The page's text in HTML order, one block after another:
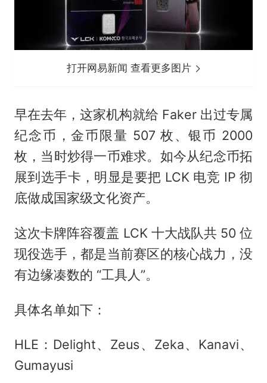
打开网易新闻 查看更多图片
早在去年，这家机构就给 Faker 出过专属
纪念币，金币限量 507 枚、银币 2000
枚，当时炒得一币难求。如今从纪念币拓
展到选手卡，明显是要把 LCK 电竞 IP 彻
底做成国家级文化资产。
这次卡牌阵容覆盖 LCK 十大战队共 50 位
现役选手，都是当前赛区的核心战力，没
有边缘凑数的 “工具人”。
具体名单如下：
HLE：Delight、Zeus、Zeka、Kanavi、
Gumayusi